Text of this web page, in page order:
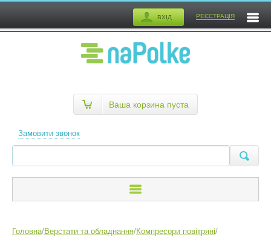
ВХІД РЕЄСТРАЦІЯ
Замовити звонок
Ваша корзина пуста
Головна/Верстати та обладнання/Компресори повітряні/